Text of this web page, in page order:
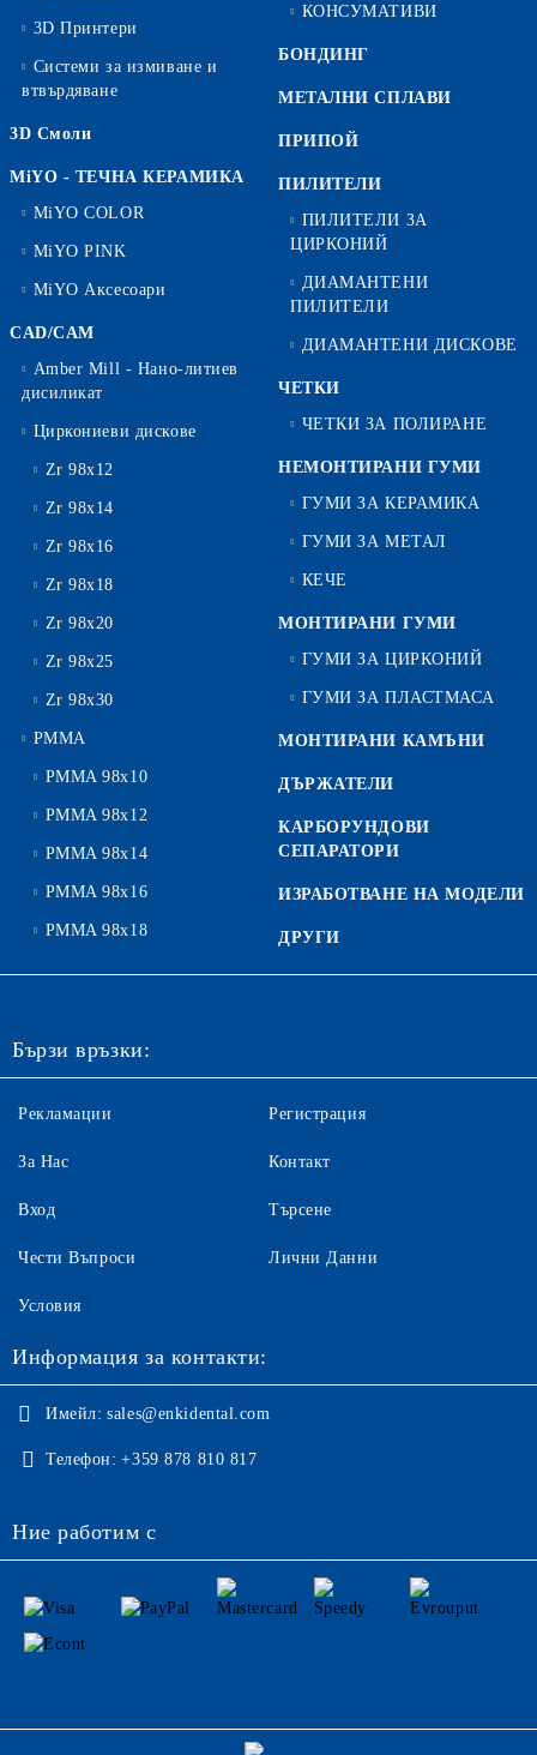
3D Принтери
Системи за измиване и
втвърдяване
3D Смоли
MiYO - ТЕЧНА КЕРАМИКА
MiYO COLOR
MiYO PINK
MiYO Аксесоари
CAD/CAM
Amber Mill - Нано-литиев
дисиликат
Циркониеви дискове
Zr 98x12
Zr 98x14
Zr 98x16
Zr 98x18
Zr 98x20
Zr 98x25
Zr 98x30
PMMA
PMMA 98x10
PMMA 98x12
PMMA 98x14
PMMA 98x16
PMMA 98x18
КОНСУМАТИВИ
БОНДИНГ
МЕТАЛНИ СПЛАВИ
ПРИПОЙ
ПИЛИТЕЛИ
ПИЛИТЕЛИ ЗА
ЦИРКОНИЙ
ДИАМАНТЕНИ
ПИЛИТЕЛИ
ДИАМАНТЕНИ ДИСКОВЕ
ЧЕТКИ
ЧЕТКИ ЗА ПОЛИРАНЕ
НЕМОНТИРАНИ ГУМИ
ГУМИ ЗА КЕРАМИКА
ГУМИ ЗА МЕТАЛ
КЕЧЕ
МОНТИРАНИ ГУМИ
ГУМИ ЗА ЦИРКОНИЙ
ГУМИ ЗА ПЛАСТМАСА
МОНТИРАНИ КАМЪНИ
ДЪРЖАТЕЛИ
КАРБОРУНДОВИ
СЕПАРАТОРИ
ИЗРАБОТВАНЕ НА МОДЕЛИ
ДРУГИ
Бързи връзки:
Рекламации
За Нас
Вход
Чести Въпроси
Регистрация
Контакт
Търсене
Лични Данни
Условия
Информация за контакти:
Имейл: sales@enkidental.com
Телефон: +359 878 810 817
Ние работим с